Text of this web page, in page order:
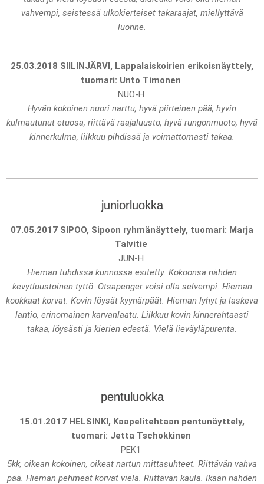
vahvempi, seistessä ulkokierteiset takaraajat, miellyttävä
luonne.
25.03.2018 SIILINJÄRVI, Lappalaiskoirien erikoisnäyttely,
tuomari: Unto Timonen
NUO-H
Hyvän kokoinen nuori narttu, hyvä piirteinen pää, hyvin
kulmautunut etuosa, riittävä raajaluusto, hyvä rungonmuoto, hyvä
kinnerkulma, liikkuu pihdissä ja voimattomasti takaa.
juniorluokka
07.05.2017 SIPOO, Sipoon ryhmänäyttely, tuomari: Marja
Talvitie
JUN-H
Hieman tuhdissa kunnossa esitetty. Kokoonsa nähden
kevytluustoinen tyttö. Otsapenger voisi olla selvempi. Hieman
kookkaat korvat. Kovin löysät kyynärpäät. Hieman lyhyt ja laskeva
lantio, erinomainen karvanlaatu. Liikkuu kovin kinnerahtaasti
takaa, löysästi ja kierien edestä. Vielä lieväyläpurenta.
pentuluokka
15.01.2017 HELSINKI, Kaapelitehtaan pentunäyttely,
tuomari: Jetta Tschokkinen
PEK1
5kk, oikean kokoinen, oikeat nartun mittasuhteet. Riittävän vahva
pää. Hieman pehmeät korvat vielä. Riittävän kaula. Ikään nähden